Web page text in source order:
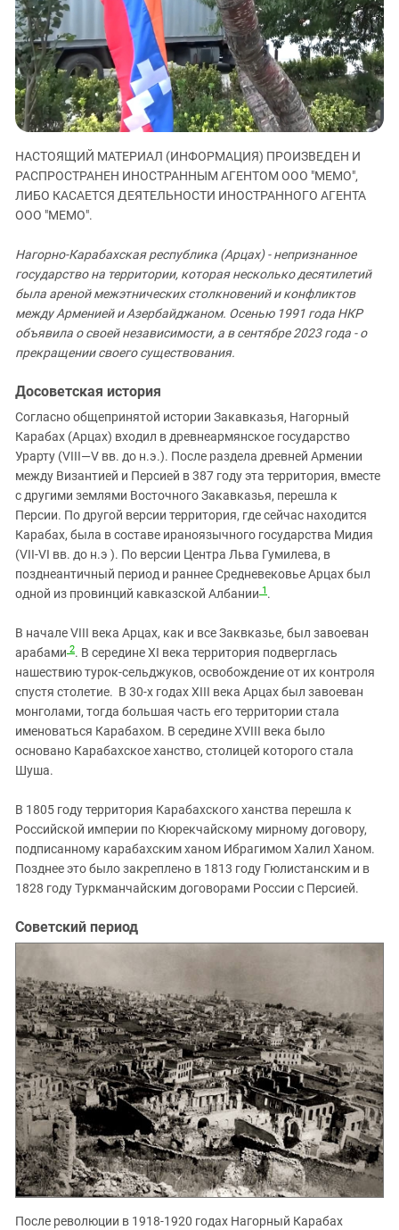
ЗАСТАВЛЯЕТ
КАВКАЗ ЗА ПАЛЕСТИНУ
ИНАКОМЫСЛИЕ В ЧЕЧНЕ
ПРЕСЛЕДОВАНИЕ АКТИВИСТОВ
МОБИЛИЗАЦИЯ И ПРОТЕСТЫ
Дагестан
Ингушетия
Кабардино-Балкария
Калмыкия
Карачаево-Черкесия
Краснодарский край
Нагорный Карабах
Российская Федерация
Северная Осетия - Алания
СКФО
Ставропольский край
Чечня
ЮФО
НАСТОЯЩИЙ МАТЕРИАЛ (ИНФОРМАЦИЯ) ПРОИЗВЕДЕН И
РАСПРОСТРАНЕН ИНОСТРАННЫМ АГЕНТОМ ООО "МЕМО",
ЛИБО КАСАЕТСЯ ДЕЯТЕЛЬНОСТИ ИНОСТРАННОГО АГЕНТА
ООО "МЕМО".
Нагорно-Карабахская республика (Арцах) - непризнанное
государство на территории, которая несколько десятилетий
была ареной межэтнических столкновений и конфликтов
между Арменией и Азербайджаном. Осенью 1991 года НКР
объявила о своей независимости, а в сентябре 2023 года - о
прекращении своего существования.
Досоветская история
Согласно общепринятой истории Закавказья, Нагорный
Карабах (Арцах) входил в древнеармянское государство
Урарту (VIII—V вв. до н.э.). После раздела древней Армении
между Византией и Персией в 387 году эта территория, вместе
с другими землями Восточного Закавказья, перешла к
Персии. По другой версии территория, где сейчас находится
Карабах, была в составе ираноязычного государства Мидия
(VII-VI вв. до н.э ). По версии Центра Льва Гумилева, в
позднеантичный период и раннее Средневековье Арцах был
одной из провинций кавказской Албании 1 .
В начале VIII века Арцах, как и все Заквказье, был завоеван
арабами 2. В середине XI века территория подверглась
нашествию турок-сельджуков, освобождение от их контроля
спустя столетие. В 30-х годах XIII века Арцах был завоеван
монголами, тогда большая часть его территории стала
именоваться Карабахом. В середине XVIII века было
основано Карабахское ханство, столицей которого стала
Шуша.
В 1805 году территория Карабахского ханства перешла к
Российской империи по Кюрекчайскому мирному договору,
подписанному карабахским ханом Ибрагимом Халил Ханом.
Позднее это было закреплено в 1813 году Гюлистанским и в
1828 году Туркманчайским договорами России с Персией.
Советский период
После революции в 1918-1920 годах Нагорный Карабах